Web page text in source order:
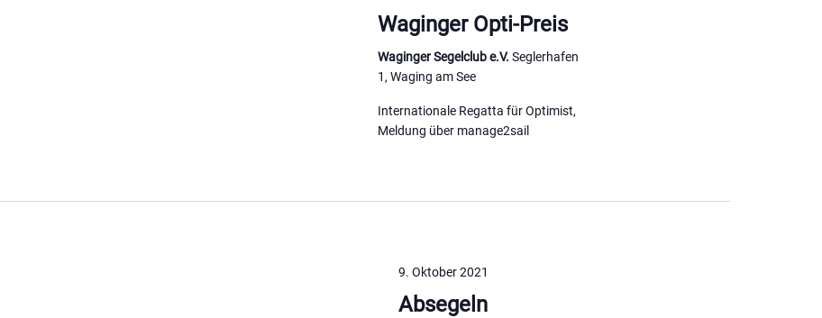
Waginger Opti-Preis
Waginger Segelclub e.V. Seglerhafen
1, Waging am See
Internationale Regatta für Optimist,
Meldung über manage2sail
9. Oktober 2021
Absegeln